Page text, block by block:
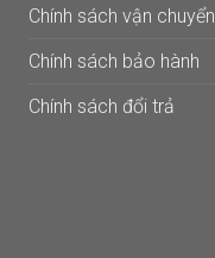
Chính sách vận chuyển
Chính sách bảo hành
Chính sách đổi trả